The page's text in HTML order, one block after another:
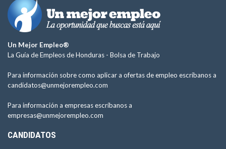
Un Mejor Empleo®
La Guía de Empleos de Honduras - Bolsa de Trabajo
Para información sobre como aplicar a ofertas de empleo escríbanos a
candidatos@unmejorempleo.com
Para información a empresas escríbanos a
empresas@unmejorempleo.com
CANDIDATOS